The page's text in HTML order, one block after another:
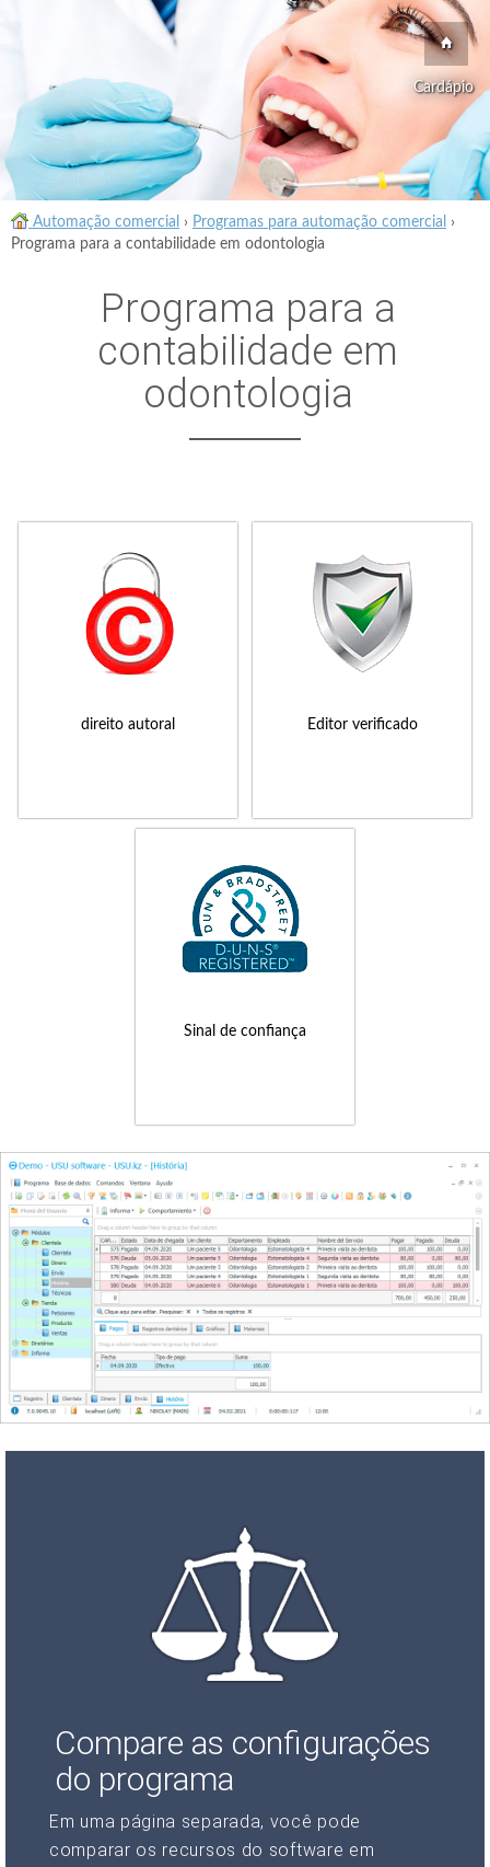
Cardápio
Automação comercial › Programas para automação comercial
›
Programa para a contabilidade em odontologia
Programa para a
contabilidade em
odontologia
direito autoral Editor verificado
Sinal de confiança
Compare as configurações
do programa
Em uma página separada, você pode
comparar os recursos do software em